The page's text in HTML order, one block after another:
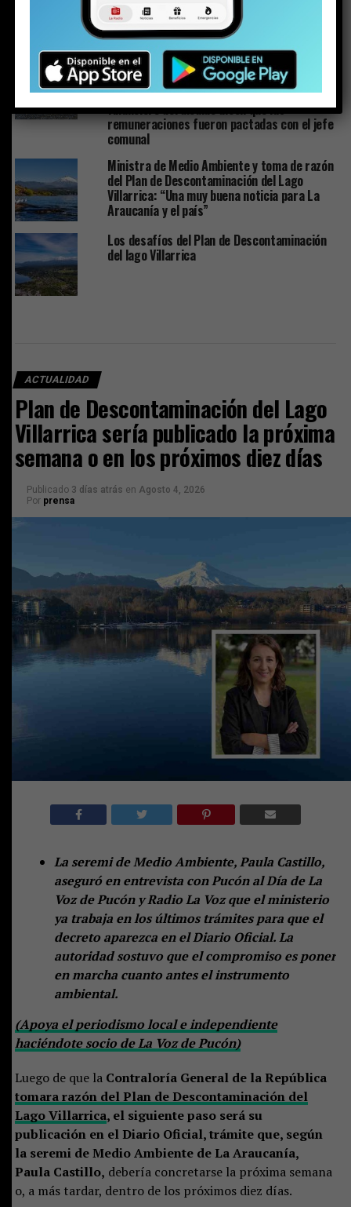
Plan de Descontaminación del Lago Villarrica
sería publicado la próxima semana o en los
próximos diez días
Los detalles inéditos del sumario por Caso
Sobresueldos: ex-Administrador y asesor
financiero del alcalde dicen que las
remuneraciones fueron pactadas con el jefe
comunal
Ministra de Medio Ambiente y toma de razón
del Plan de Descontaminación del Lago
Villarrica: “Una muy buena noticia para La
Araucanía y el país”
Los desafíos del Plan de Descontaminación
del lago Villarrica
ACTUALIDAD
Plan de Descontaminación del Lago
Villarrica sería publicado la próxima
semana o en los próximos diez días
Publicado 3 días atrás en Agosto 4, 2026
Por prensa
La seremi de Medio Ambiente, Paula Castillo,
aseguró en entrevista con Pucón al Día de La
Voz de Pucón y Radio La Voz que el ministerio
ya trabaja en los últimos trámites para que el
decreto aparezca en el Diario Oficial. La
autoridad sostuvo que el compromiso es poner
en marcha cuanto antes el instrumento
ambiental.
(Apoya el periodismo local e independiente
haciéndote socio de La Voz de Pucón)
Luego de que la Contraloría General de la República
tomara razón del Plan de Descontaminación del
Lago Villarrica, el siguiente paso será su
publicación en el Diario Oficial, trámite que, según
la seremi de Medio Ambiente de La Araucanía,
Paula Castillo, debería concretarse la próxima semana
o, a más tardar, dentro de los próximos diez días.